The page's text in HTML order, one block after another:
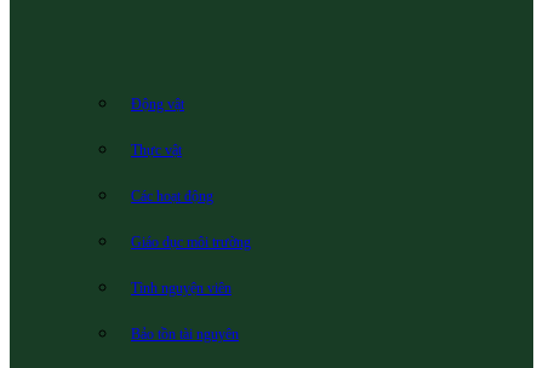
Động vật
Thực vật
Các hoạt động
Giáo dục môi trường
Tình nguyện viên
Bảo tồn tài nguyên